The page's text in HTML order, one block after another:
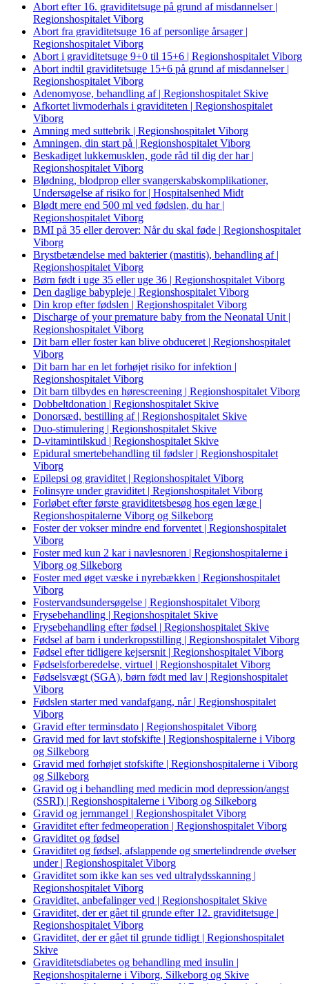
Abort efter 16. graviditetsuge på grund af misdannelser |
Regionshospitalet Viborg
Abort fra graviditetsuge 16 af personlige årsager |
Regionshospitalet Viborg
Abort i graviditetsuge 9+0 til 15+6 | Regionshospitalet Viborg
Abort indtil graviditetsuge 15+6 på grund af misdannelser |
Regionshospitalet Viborg
Adenomyose, behandling af | Regionshospitalet Skive
Afkortet livmoderhals i graviditeten | Regionshospitalet
Viborg
Amning med suttebrik | Regionshospitalet Viborg
Amningen, din start på | Regionshospitalet Viborg
Beskadiget lukkemusklen, gode råd til dig der har |
Regionshospitalet Viborg
Blødning, blodprop eller svangerskabskomplikationer,
Undersøgelse af risiko for | Hospitalsenhed Midt
Blødt mere end 500 ml ved fødslen, du har |
Regionshospitalet Viborg
BMI på 35 eller derover: Når du skal føde | Regionshospitalet
Viborg
Brystbetændelse med bakterier (mastitis), behandling af |
Regionshospitalet Viborg
Børn født i uge 35 eller uge 36 | Regionshospitalet Viborg
Den daglige babypleje | Regionshospitalet Viborg
Din krop efter fødslen | Regionshospitalet Viborg
Discharge of your premature baby from the Neonatal Unit |
Regionshospitalet Viborg
Dit barn eller foster kan blive obduceret | Regionshospitalet
Viborg
Dit barn har en let forhøjet risiko for infektion |
Regionshospitalet Viborg
Dit barn tilbydes en hørescreening | Regionshospitalet Viborg
Dobbeltdonation | Regionshospitalet Skive
Donorsæd, bestilling af | Regionshospitalet Skive
Duo-stimulering | Regionshospitalet Skive
D-vitamintilskud | Regionshospitalet Skive
Epidural smertebehandling til fødsler | Regionshospitalet
Viborg
Epilepsi og graviditet | Regionshospitalet Viborg
Folinsyre under graviditet | Regionshospitalet Viborg
Forløbet efter første graviditetsbesøg hos egen læge |
Regionshospitalerne Viborg og Silkeborg
Foster der vokser mindre end forventet | Regionshospitalet
Viborg
Foster med kun 2 kar i navlesnoren | Regionshospitalerne i
Viborg og Silkeborg
Foster med øget væske i nyrebækken | Regionshospitalet
Viborg
Fostervandsundersøgelse | Regionshospitalet Viborg
Frysebehandling | Regionshospitalet Skive
Frysebehandling efter fødsel | Regionshospitalet Skive
Fødsel af barn i underkropsstilling | Regionshospitalet Viborg
Fødsel efter tidligere kejsersnit | Regionshospitalet Viborg
Fødselsforberedelse, virtuel | Regionshospitalet Viborg
Fødselsvægt (SGA), børn født med lav | Regionshospitalet
Viborg
Fødslen starter med vandafgang, når | Regionshospitalet
Viborg
Gravid efter terminsdato | Regionshospitalet Viborg
Gravid med for lavt stofskifte | Regionshospitalerne i Viborg
og Silkeborg
Gravid med forhøjet stofskifte | Regionshospitalerne i Viborg
og Silkeborg
Gravid og i behandling med medicin mod depression/angst
(SSRI) | Regionshospitalerne i Viborg og Silkeborg
Gravid og jernmangel | Regionshospitalet Viborg
Graviditet efter fedmeoperation | Regionshospitalet Viborg
Graviditet og fødsel
Graviditet og fødsel, afslappende og smertelindrende øvelser
under | Regionshospitalet Viborg
Graviditet som ikke kan ses ved ultralydsskanning |
Regionshospitalet Viborg
Graviditet, anbefalinger ved | Regionshospitalet Skive
Graviditet, der er gået til grunde efter 12. graviditetsuge |
Regionshospitalet Viborg
Graviditet, der er gået til grunde tidligt | Regionshospitalet
Skive
Graviditetsdiabetes og behandling med insulin |
Regionshospitalerne i Viborg, Silkeborg og Skive